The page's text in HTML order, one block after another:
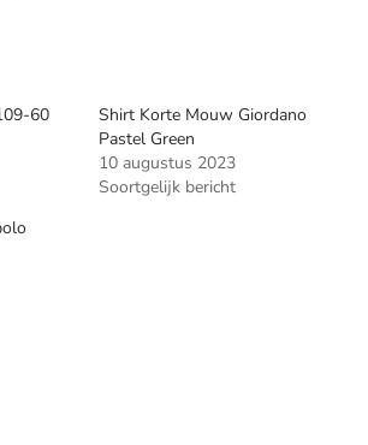
60
Shirt Korte Mouw Giordano
Pastel Green
10 augustus 2023
Soortgelijk bericht